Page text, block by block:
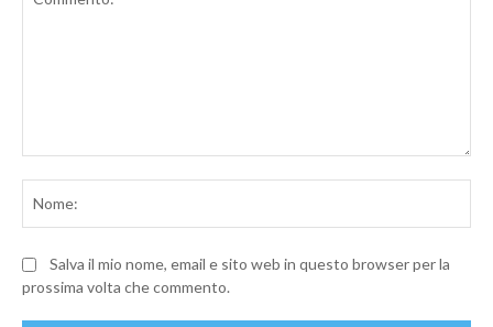
Salva il mio nome, email e sito web in questo browser per la
prossima volta che commento.